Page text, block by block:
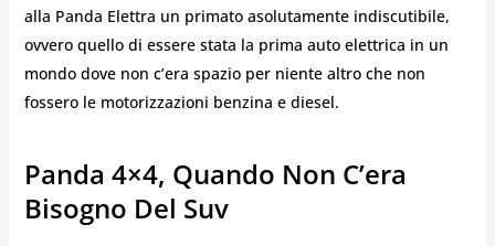
alla Panda Elettra un primato asolutamente indiscutibile,
ovvero quello di essere stata la prima auto elettrica in un
mondo dove non c’era spazio per niente altro che non
fossero le motorizzazioni benzina e diesel.
Panda 4×4, Quando Non C’era
Bisogno Del Suv